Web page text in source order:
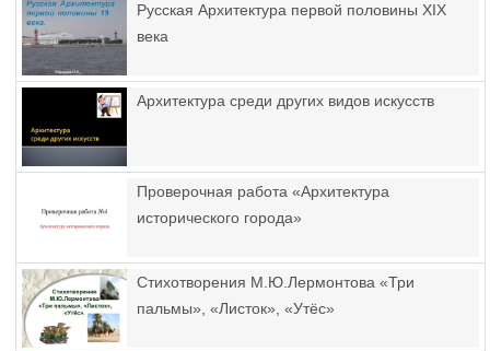
Русская Архитектура первой половины XIX
века
Архитектура среди других видов искусств
Проверочная работа «Архитектура
исторического города»
Стихотворения М.Ю.Лермонтова «Три
пальмы», «Листок», «Утёс»